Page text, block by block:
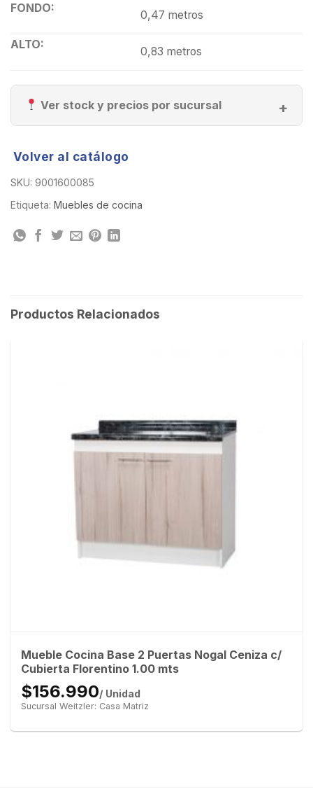
FONDO:
0,47 metros
ALTO:
0,83 metros
Ver stock y precios por sucursal
Volver al catálogo
SKU: 9001600085
Etiqueta: Muebles de cocina
Productos Relacionados
Mueble Cocina Base 2 Puertas Nogal Ceniza c/
Cubierta Florentino 1.00 mts
$156.990/ Unidad
Sucursal Weitzler: Casa Matriz